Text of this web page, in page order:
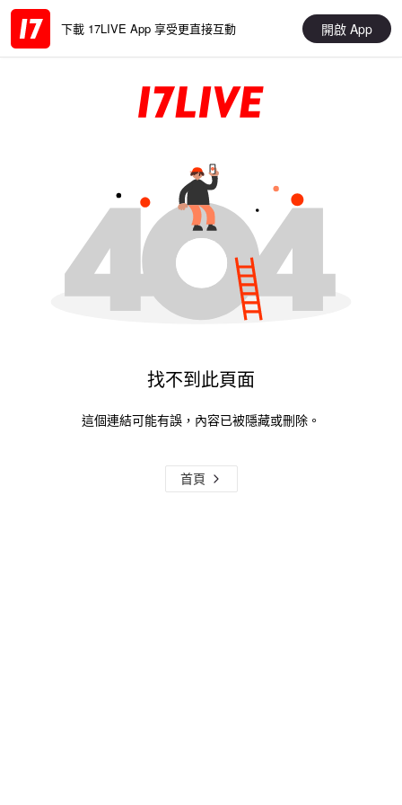
下載 17LIVE App 享受更直接互動 開啟 App
找不到此頁面
這個連結可能有誤，內容已被隱藏或刪除。
首頁